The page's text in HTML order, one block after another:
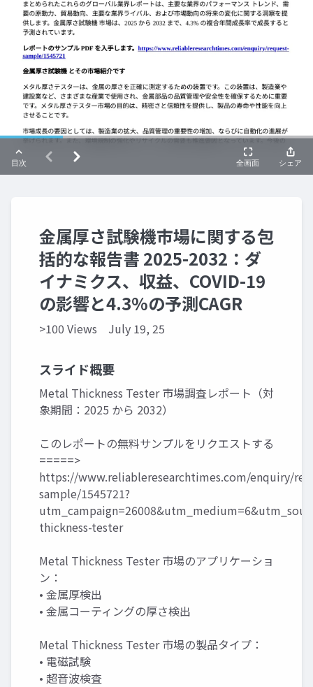
金属厚さ試験機市場に関する包
括的な報告書 2025-2032：ダ
イナミクス、収益、COVID-19
の影響と4.3%の予測CAGR
>100 Views July 19, 25
スライド概要
Metal Thickness Tester 市場調査レポート（対
象期間：2025 から 2032）
このレポートの無料サンプルをリクエストする
=====>
https://www.reliableresearchtimes.com/enquiry/
sample/1545721?
thickness-tester
Metal Thickness Tester 市場のアプリケーショ
ン：
• 金属厚検出
• 金属コーティングの厚さ検出
Metal Thickness Tester 市場の製品タイプ：
• 電磁試験
• 超音波検査